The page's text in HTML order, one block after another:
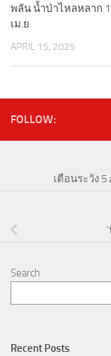
พลัน น้ำป่าไหลหลาก
เม.ย.
APRIL 15, 2025
FOLLOW:
เตือนระวัง
Search
Recent Posts